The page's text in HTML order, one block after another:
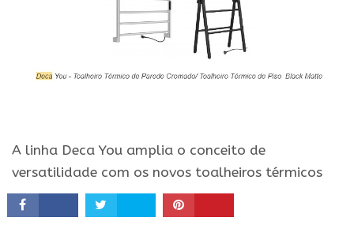
A linha Deca You amplia o conceito de
versatilidade com os novos toalheiros térmicos
que complementam a linha de acessórios,
trazendo maior funcionalidade e estética